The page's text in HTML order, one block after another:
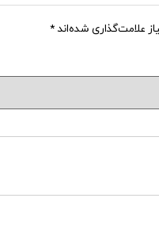
علامت‌گذاری شده‌اند*